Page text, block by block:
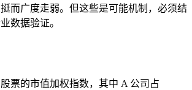
而广度走弱。但这些是可能机制，必须结
数据验证。
票的市值加权指数，其中 A 公司占